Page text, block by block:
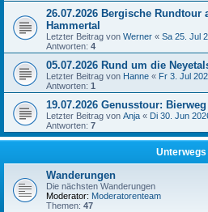
26.07.2026 Bergische
Hammertal
Letzter Beitrag von Werner « Sa 25. Jul
Antworten: 4
05.07.2026 Rund um die
Letzter Beitrag von Hanne « Fr 3. Jul
Antworten: 1
19.07.2026 Genusstour:
Letzter Beitrag von Anja « Di 30. Jun
Antworten: 7
Unterwegs
Wanderungen
Die nächsten Wanderungen
Moderator: Moderatorenteam
Themen: 47